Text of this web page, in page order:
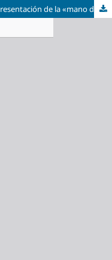
Dos fragmentos cerámicos con la representación de la «mano de Fátima» del yacimiento de Ategua (Córdoba)